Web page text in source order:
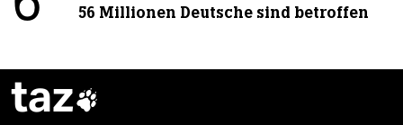
56 Millionen Deutsche sind betroffen
taz